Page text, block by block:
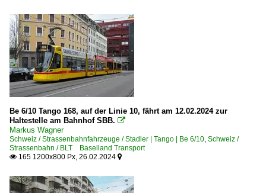
Be 6/10 Tango 168, auf der Linie 10, fährt am 12.02.2024 zur
Haltestelle am Bahnhof SBB. 
Markus Wagner
Schweiz / Strassenbahnfahrzeuge / Stadler | Tango | Be 6/10, Schweiz /
Strassenbahn / BLT Baselland Transport
 165 1200x800 Px, 26.02.2024 